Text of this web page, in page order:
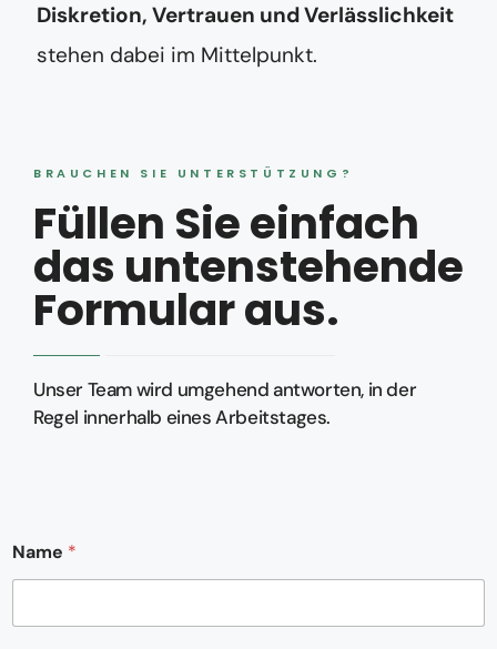
Diskretion, Vertrauen und Verlässlichkeit
stehen dabei im Mittelpunkt.
BRAUCHEN SIE UNTERSTÜTZUNG?
Füllen Sie einfach
das untenstehende
Formular aus.
Unser Team wird umgehend antworten, in der
Regel innerhalb eines Arbeitstages.
K
o
m
Name *